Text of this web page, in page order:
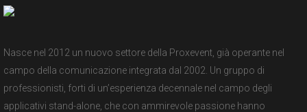
Nasce nel 2012 un nuovo settore della Proxevent, già operante nel
campo della comunicazione integrata dal 2002. Un gruppo di
professionisti, forti di un’esperienza decennale nel campo degli
applicativi stand-alone, che con ammirevole passione hanno